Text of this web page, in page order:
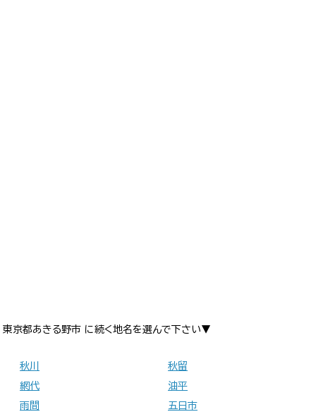
東京都あきる野市 に続く地名を選んで下さい▼
秋川
秋留
網代
油平
雨間
五日市